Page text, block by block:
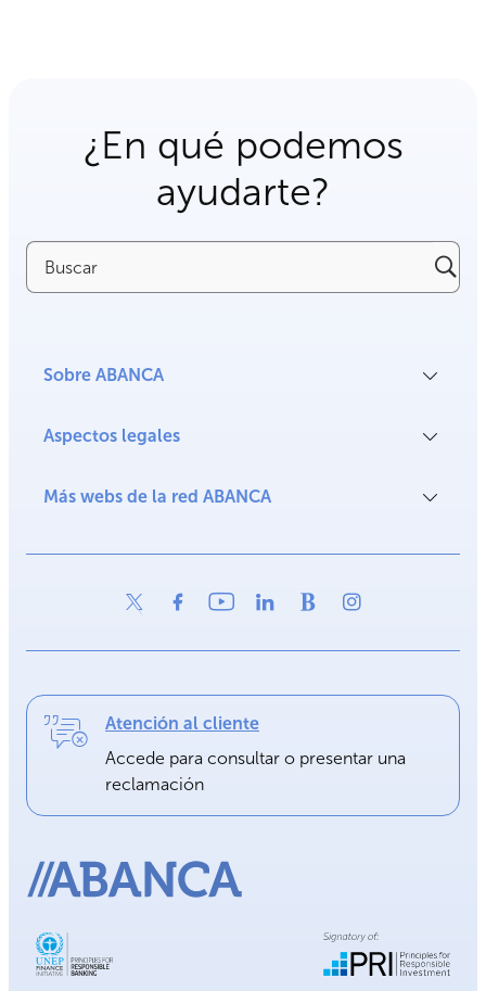
¿En qué podemos
ayudarte?
Buscar
Sobre ABANCA
Aspectos legales
Más webs de la red ABANCA
Atención al cliente
Accede para consultar o presentar una
reclamación